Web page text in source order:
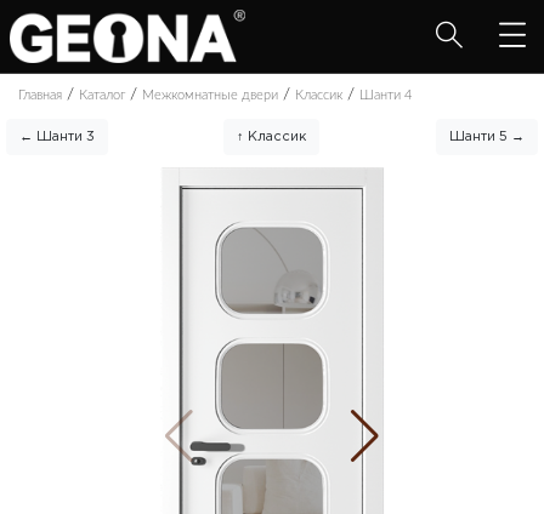
Главная / Каталог / Межкомнатные двери / Классик / Шанти 4
← Шанти 3 ↑ Классик Шанти 5 →